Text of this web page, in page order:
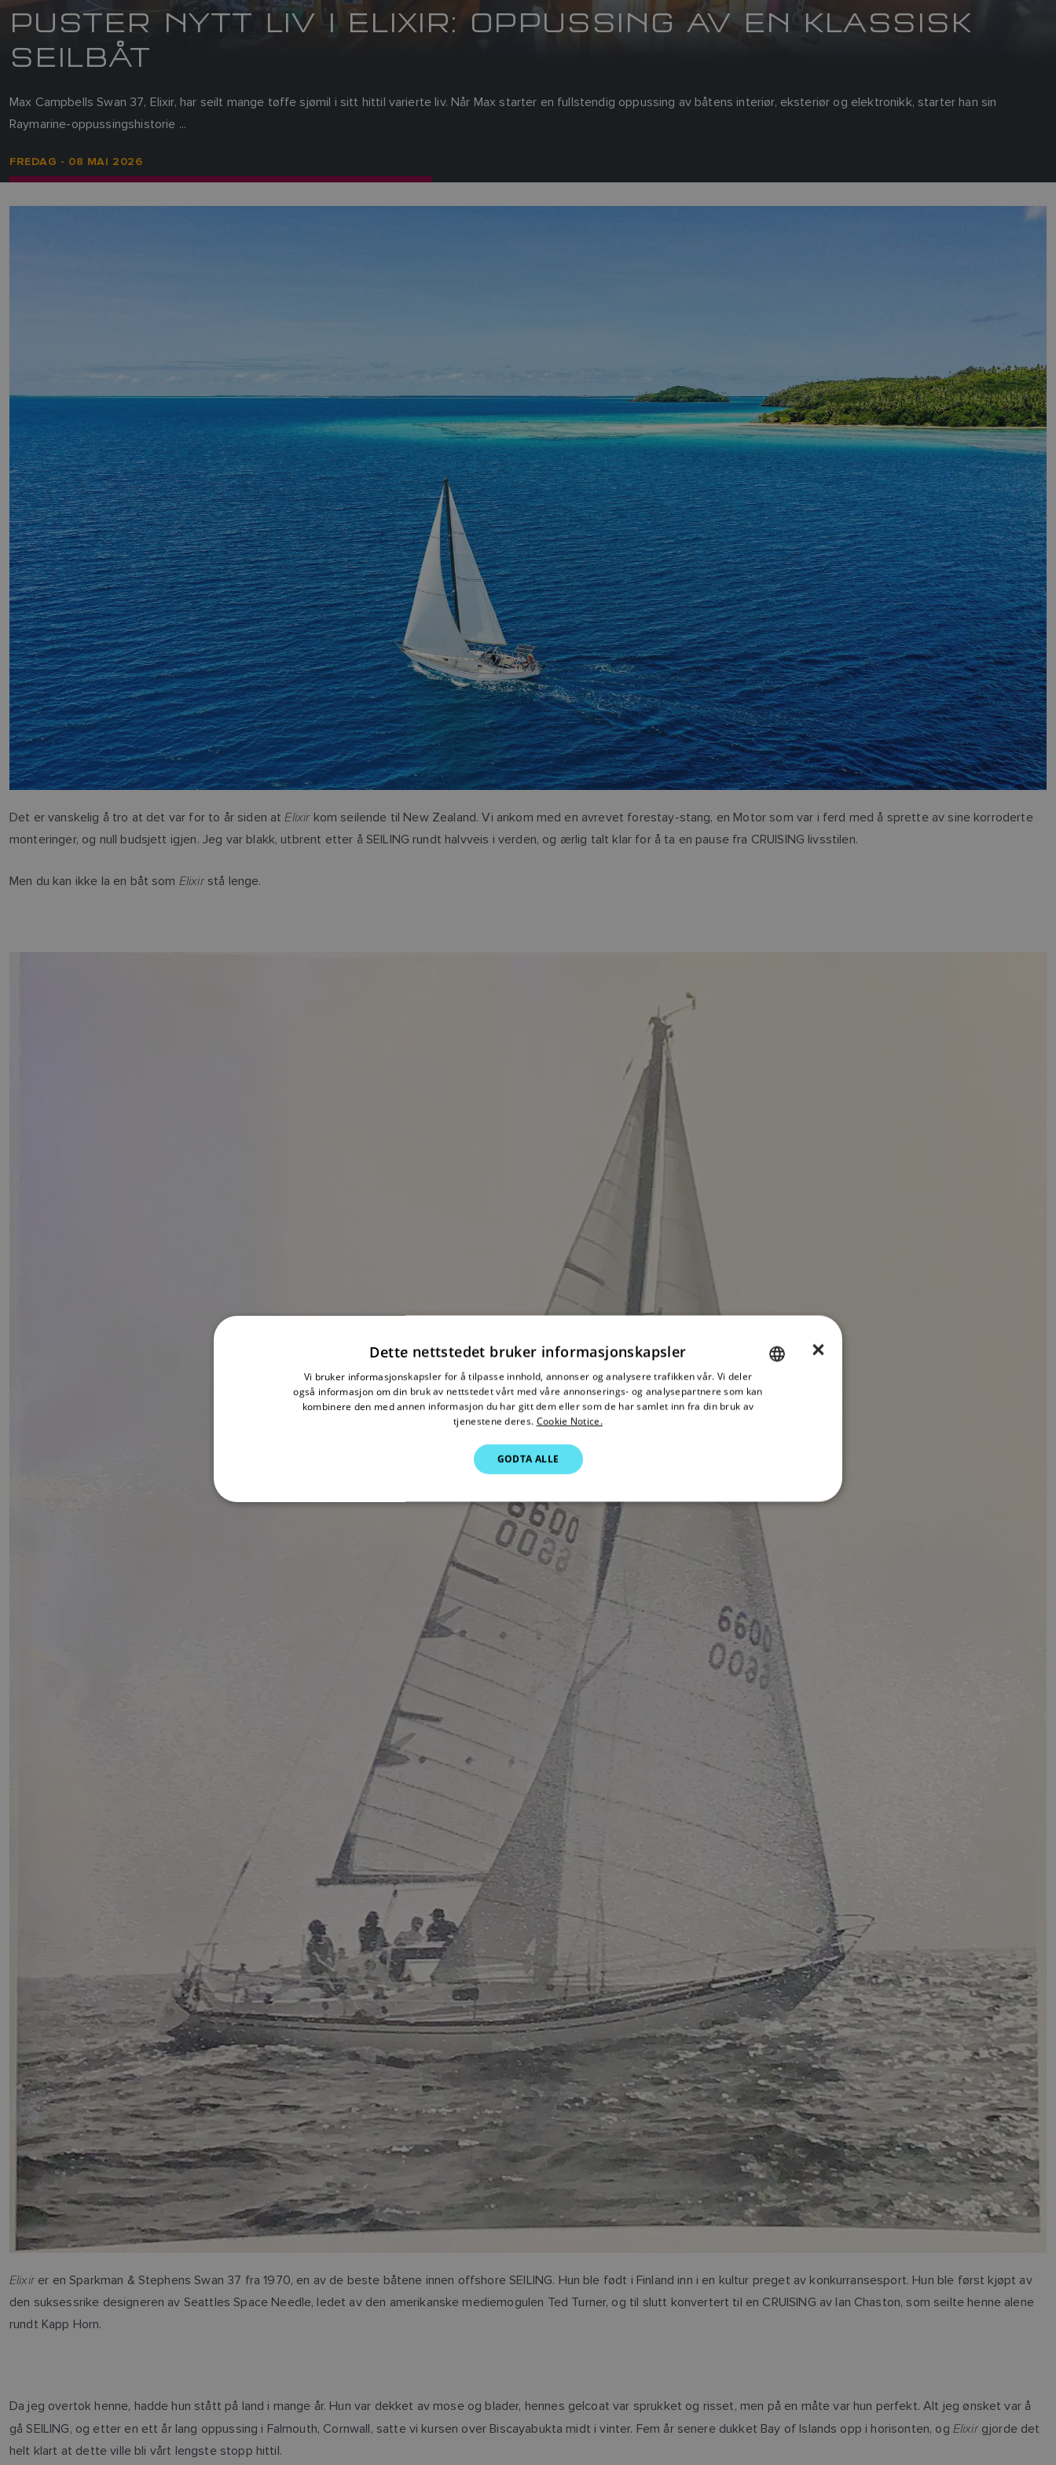
PUSTER NYTT LIV I ELIXIR: OPPUSSING AV EN KLASSISK
SEILBÅT
Max Campbells Swan 37, Elixir, har seilt mange tøffe sjømil i sitt hittil varierte liv. Når Max starter en fullstendig oppussing av båtens interiør, eksteriør og elektronikk, starter han sin
Raymarine-oppussingshistorie ...
FREDAG - 08 MAI 2026
Det er vanskelig å tro at det var for to år siden at Elixirkom seilende til New Zealand. Vi ankom med en avrevet forestay-stang, en Motor som var i ferd med å sprette av sine korroderte
monteringer, og null budsjett igjen. Jeg var blakk, utbrent etter å SEILING rundt halvveis i verden, og ærlig talt klar for å ta en pause fra CRUISING livsstilen.
Men du kan ikke la en båt som Elixirstå lenge.
Elixirer en Sparkman & Stephens Swan 37 fra 1970, en av de beste båtene innen offshore SEILING. Hun ble født i Finland inn i en kultur preget av konkurransesport. Hun ble først kjøpt av
den suksessrike designeren av Seattles Space Needle, ledet av den amerikanske mediemogulen Ted Turner, og til slutt konvertert til en CRUISING av Ian Chaston, som seilte henne alene
rundt Kapp Horn.
Da jeg overtok henne, hadde hun stått på land i mange år. Hun var dekket av mose og blader, hennes gelcoat var sprukket og risset, men på en måte var hun perfekt. Alt jeg ønsket var å
gå SEILING, og etter en ett år lang oppussing i Falmouth, Cornwall, satte vi kursen over Biscayabukta midt i vinter. Fem år senere dukket Bay of Islands opp i horisonten, og Elixirgjorde det
helt klart at dette ville bli vårt lengste stopp hittil.
FINNISH
×
Dette nettstedet bruker informasjonskapsler
Vi bruker informasjonskapsler for å tilpasse innhold, annonser og analysere trafikken vår. Vi deler
også informasjon om din bruk av nettstedet vårt med våre annonserings- og analysepartnere som kan
kombinere den med annen informasjon du har gitt dem eller som de har samlet inn fra din bruk av
tjenestene deres. Cookie Notice.
GODTA ALLE